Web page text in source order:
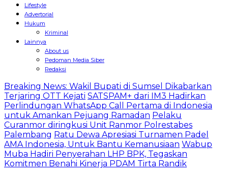
Lifestyle
Advertorial
Hukum
Kriminal
Lainnya
About us
Pedoman Media Siber
Redaksi
Breaking News: Wakil Bupati di Sumsel Dikabarkan
Terjaring OTT Kejati SATSPAM+ dari IM3 Hadirkan
Perlindungan WhatsApp Call Pertama di Indonesia
untuk Amankan Pejuang Ramadan Pelaku
Curanmor diringkusi Unit Ranmor Polrestabes
Palembang Ratu Dewa Apresiasi Turnamen Padel
AMA Indonesia, Untuk Bantu Kemanusiaan Wabup
Muba Hadiri Penyerahan LHP BPK, Tegaskan
Komitmen Benahi Kinerja PDAM Tirta Randik